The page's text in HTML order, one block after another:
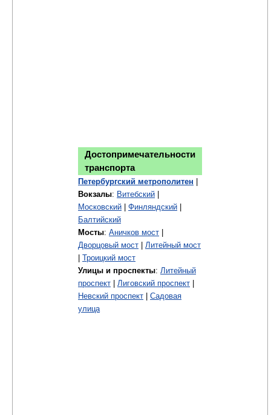
Достопримечательности
транспорта
Петербургский метрополитен
Вокзалы: Витебский
Московский
Финляндский
Балтийский
Мосты: Аничков мост
Дворцовый мост
Литейный мост
Троицкий мост
Улицы и проспекты: Литейный
проспект
Лиговский проспект
Невский проспект
Садовая
улица